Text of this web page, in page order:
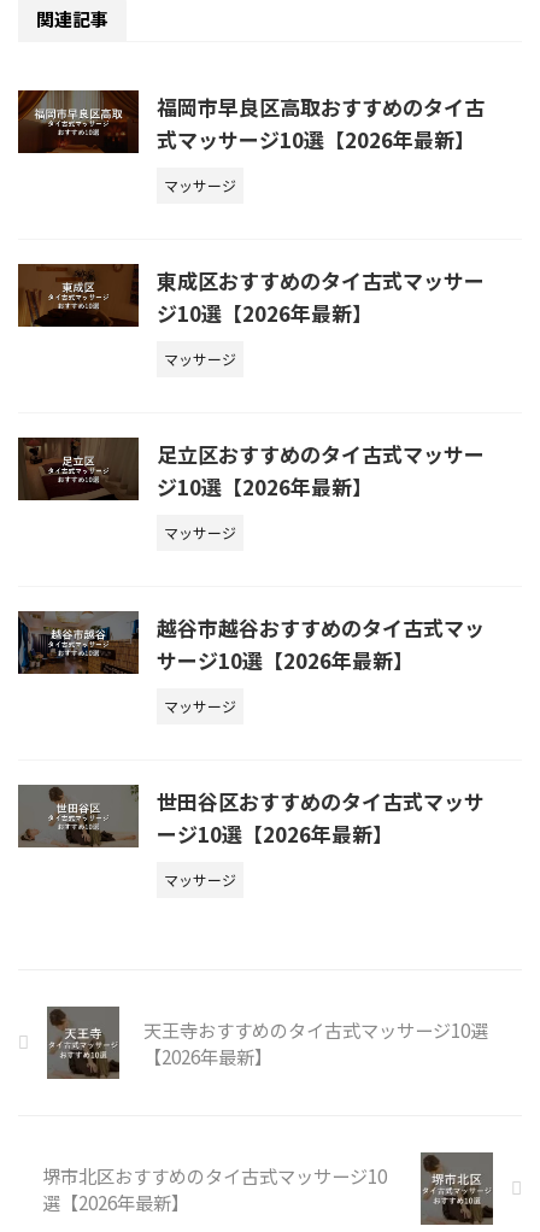
関連記事
福岡市早良区高取おすすめのタイ古
式マッサージ10選【2026年最新】
マッサージ
東成区おすすめのタイ古式マッサー
ジ10選【2026年最新】
マッサージ
足立区おすすめのタイ古式マッサー
ジ10選【2026年最新】
マッサージ
越谷市越谷おすすめのタイ古式マッ
サージ10選【2026年最新】
マッサージ
世田谷区おすすめのタイ古式マッサ
ージ10選【2026年最新】
マッサージ
天王寺おすすめのタイ古式マッサージ10選
【2026年最新】
堺市北区おすすめのタイ古式マッサージ10
選【2026年最新】